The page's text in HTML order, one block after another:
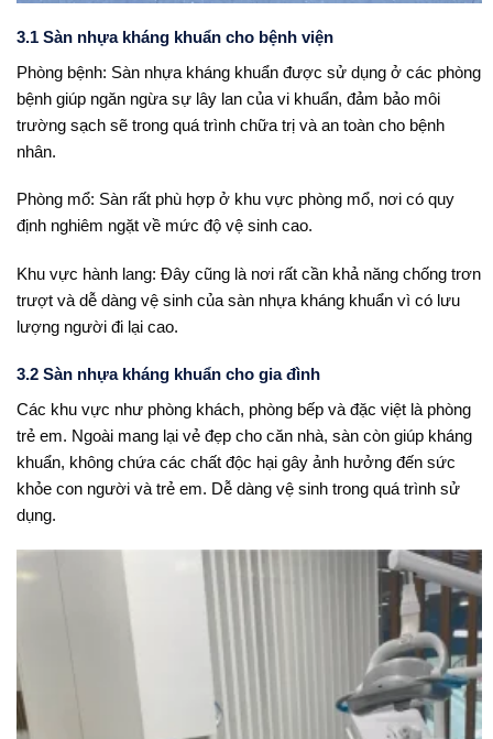
3.1 Sàn nhựa kháng khuẩn cho bệnh viện
Phòng bệnh: Sàn nhựa kháng khuẩn được sử dụng ở các phòng
bệnh giúp ngăn ngừa sự lây lan của vi khuẩn, đảm bảo môi
trường sạch sẽ trong quá trình chữa trị và an toàn cho bệnh
nhân.
Phòng mổ: Sàn rất phù hợp ở khu vực phòng mổ, nơi có quy
định nghiêm ngặt về mức độ vệ sinh cao.
Khu vực hành lang: Đây cũng là nơi rất cần khả năng chống trơn
trượt và dễ dàng vệ sinh của sàn nhựa kháng khuẩn vì có lưu
lượng người đi lại cao.
3.2 Sàn nhựa kháng khuẩn cho gia đình
Các khu vực như phòng khách, phòng bếp và đặc việt là phòng
trẻ em. Ngoài mang lại vẻ đẹp cho căn nhà, sàn còn giúp kháng
khuẩn, không chứa các chất độc hại gây ảnh hưởng đến sức
khỏe con người và trẻ em. Dễ dàng vệ sinh trong quá trình sử
dụng.